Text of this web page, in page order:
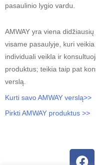
pasaulinio lygio vardu.
AMWAY yra viena
visame pasaulyje, kuri
individuali veikla ir
produktus; teikia taip pat
verslą.
Kurti savo AMWAY verslą>>
Pirkti AMWAY produktus >>